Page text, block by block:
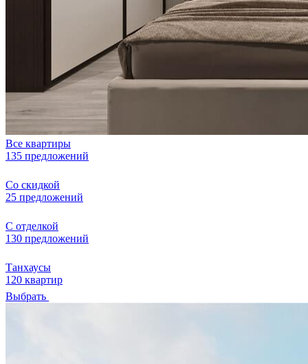
Все квартиры
135 предложений
Со скидкой
25 предложений
С отделкой
130 предложений
Танхаусы
120 квартир
Выбрать